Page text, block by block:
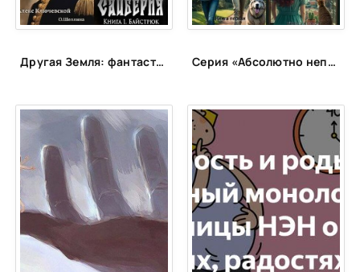
Другая Земля: фантастика с альтернативной историей Серия «Абсолютно неправильные люди»